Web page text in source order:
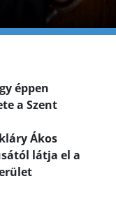
éppen
a Szent
Ákos
látja el a